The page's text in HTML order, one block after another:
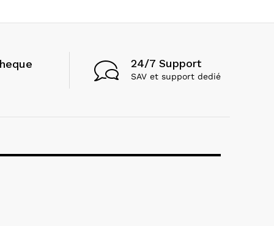
24/7 Support
SAV et support dedié